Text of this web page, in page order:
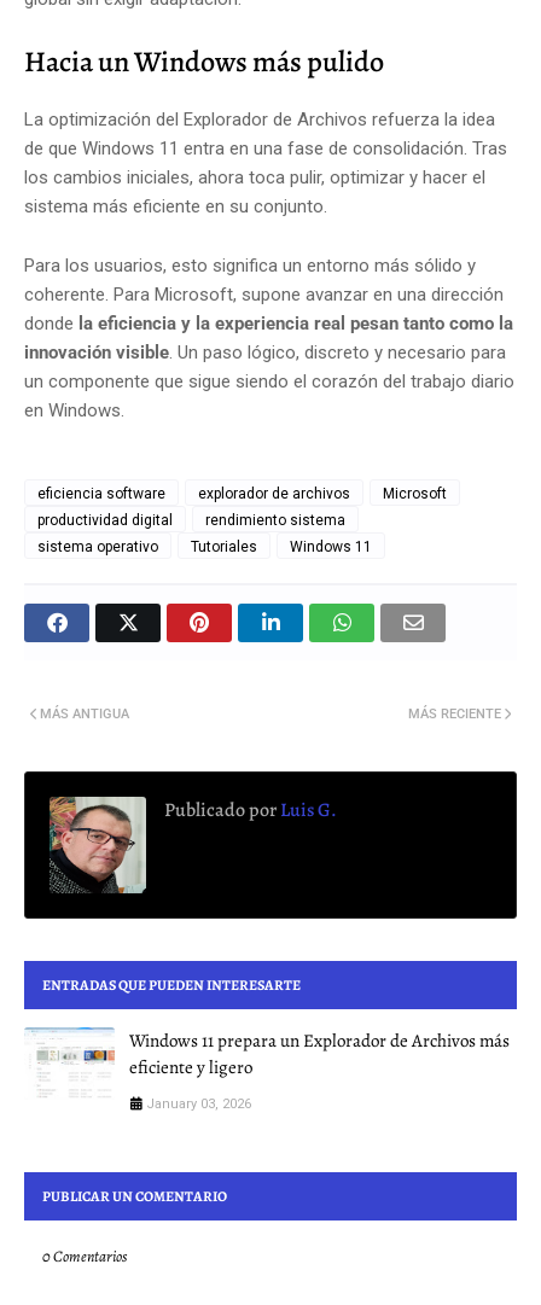
Hacia un Windows más pulido
La optimización del Explorador de Archivos refuerza la idea
de que Windows 11 entra en una fase de consolidación. Tras
los cambios iniciales, ahora toca pulir, optimizar y hacer el
sistema más eficiente en su conjunto.
Para los usuarios, esto significa un entorno más sólido y
coherente. Para Microsoft, supone avanzar en una dirección
donde la eficiencia y la experiencia real pesan tanto como la
innovación visible. Un paso lógico, discreto y necesario para
un componente que sigue siendo el corazón del trabajo diario
en Windows.
eficiencia software explorador de archivos
Microsoft
productividad digital
rendimiento sistema
sistema operativo
Tutoriales Windows 11
MÁS RECIENTE
MÁS ANTIGUA
Publicado porLuis G.
ENTRADAS QUE PUEDEN INTERESARTE
Windows 11 prepara un Explorador de Archivos más
eficiente y ligero
January 03, 2026
PUBLICAR UN COMENTARIO
0 Comentarios